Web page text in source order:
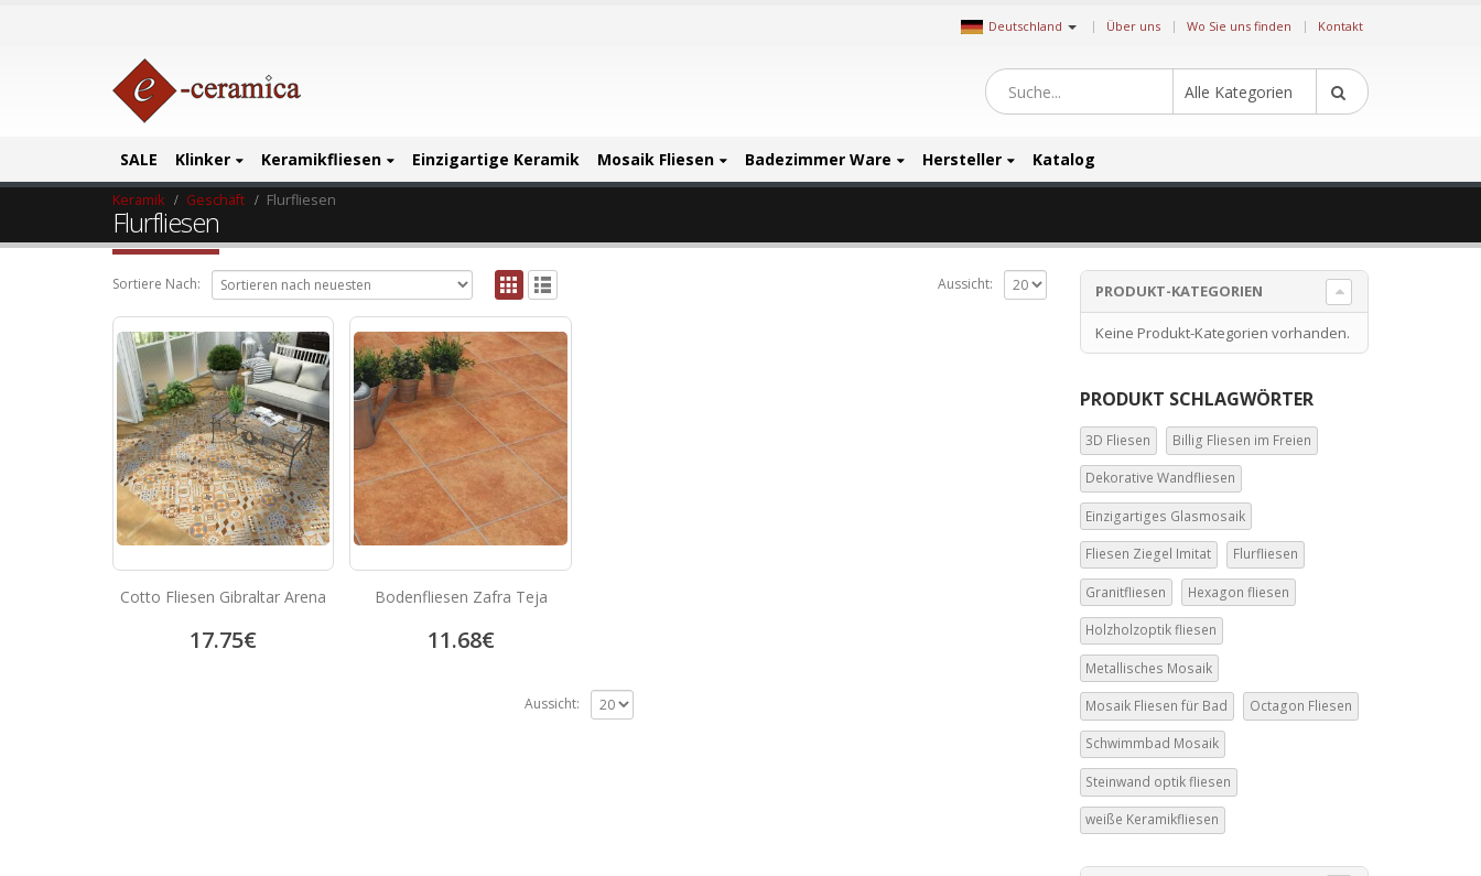
Deutschland | Über uns Wo Sie uns finden Kontakt
Alle Kategorien
SALE Klinker Keramikfliesen Einzigartige Keramik Mosaik Fliesen Badezimmer Ware Hersteller Katalog
Keramik Geschäft Flurfliesen
Flurfliesen
Sortiere Nach: Aussicht:
Cotto Fliesen Gibraltar Arena
17.75€
Bodenfliesen Zafra Teja
11.68€
Aussicht:
PRODUKT-KATEGORIEN
Keine Produkt-Kategorien vorhanden.
PRODUKT SCHLAGWÖRTER
3D Fliesen Billig Fliesen im Freien
Dekorative Wandfliesen
Einzigartiges Glasmosaik
Fliesen Ziegel Imitat Flurfliesen
Granitfliesen Hexagon fliesen
Holzholzoptik fliesen
Metallisches Mosaik
Mosaik Fliesen für Bad Octagon Fliesen
Schwimmbad Mosaik
Steinwand optik fliesen
weiße Keramikfliesen